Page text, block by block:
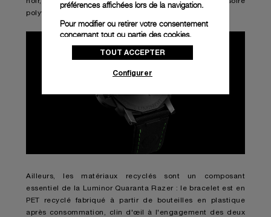
polyvalent.
Ailleurs, les matériaux recyclés sont un composant
essentiel de la Luminor Quaranta Razer : le bracelet est en
PET recyclé fabriqué à partir de bouteilles en plastique
après consommation, clin d'œil à l'engagement des deux
préférences affichées lors de la navigation.
Pour modifier ou retirer votre consentement
concernant tout ou partie des cookies,
cliquez sur « Configurer » ou consultez notre
politique des cookiespour obtenir plus
donnez votre consentement pour l’utilisation
des cookies susmentionnés
En cliquant sur « Tout refuser », vous
donnez votre consentement uniquement
pour l’utilisation des cookies techniques.
TOUT ACCEPTER
Configurer